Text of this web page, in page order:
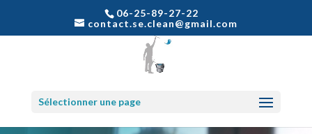
06-25-89-27-22
contact.se.clean@gmail.com
Sélectionner une page